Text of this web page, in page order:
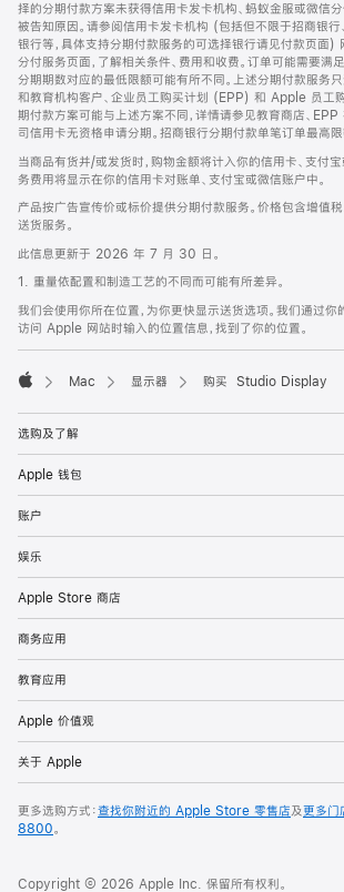
择的分期付款方案未获得信用卡发卡机构、蚂蚁金服或微信
被告知原因。请参阅信用卡发卡机构 (包括但不限于招商银行
银行等，具体支持分期付款服务的可选择银行请见付款页面)
分付服务页面，了解相关条件、费用和收费。订单可能需要满
分期期数对应的最低限额可能有所不同。上述分期付款服务
和教育机构客户、企业员工购买计划 (EPP) 和 Apple 员工
期付款方案可能与上述方案不同，详情请参见教育商店、EPP
司信用卡无资格申请分期。招商银行分期付款单笔订单最高
当商品有货并/或发货时，购物金额将计入你的信用卡、支付
务费用将显示在你的信用卡对账单、支付宝或微信账户中。
产品按广告宣传价或标价提供分期付款服务。价格包含增值
送货服务。
此信息更新于 2026 年 7 月 30 日。
1. 重量依配置和制造工艺的不同而可能有所差异。
我们会使用你所在位置，为你更快显示送货选项。我们通过你
访问 Apple 网站时输入的位置信息，找到了你的位置。
Mac 显示器 购买 Studio Display
选购及了解
Apple 钱包
账户
娱乐
Apple Store 商店
商务应用
教育应用
Apple 价值观
关于 Apple
更多选购方式：查找你附近的 Apple Store 零售店及更多门
8800。
Copyright © 2026 Apple Inc. 保留所有权利。